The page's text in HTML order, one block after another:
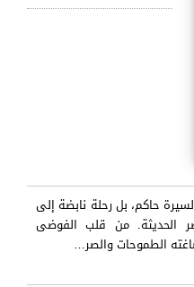
حاكم، بل رحلة نابضة إلى
الحديثة. من قلب الفوضى
الطموحات والصر…